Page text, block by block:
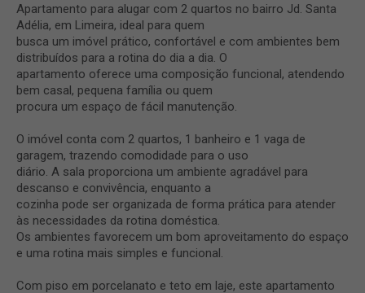
Apartamento para alugar com 2 quartos no bairro Jd. Santa
Adélia, em Limeira, ideal para quem
busca um imóvel prático, confortável e com ambientes bem
distribuídos para a rotina do dia a dia. O
apartamento oferece uma composição funcional, atendendo
bem casal, pequena família ou quem
procura um espaço de fácil manutenção.
O imóvel conta com 2 quartos, 1 banheiro e 1 vaga de
garagem, trazendo comodidade para o uso
diário. A sala proporciona um ambiente agradável para
descanso e convivência, enquanto a
cozinha pode ser organizada de forma prática para atender
às necessidades da rotina doméstica.
Os ambientes favorecem um bom aproveitamento do espaço
e uma rotina mais simples e funcional.
Com piso em porcelanato e teto em laje, este apartamento